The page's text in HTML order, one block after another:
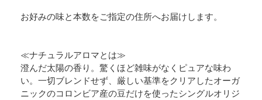
お好みの味と本数をご指定の住所へお届けします。
≪ナチュラルアロマとは≫
澄んだ太陽の香り。驚くほど雑味がなくピュアな味わ
い。一切ブレンドせず、厳しい基準をクリアしたオーガ
ニックのコロンビア産の豆だけを使ったシングルオリジ